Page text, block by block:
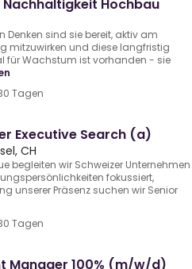
Nachhaltigkeit Hochbau
Denken sind sie bereit, aktiv am
mitzuwirken und diese langfristig
für Wachstum ist vorhanden - sie
Tagen
Executive Search (a)
CH
begleiten wir Schweizer Unternehmen
fokussiert,
unserer Präsenz suchen wir Senior
Tagen
Manager 100% (m/w/d)